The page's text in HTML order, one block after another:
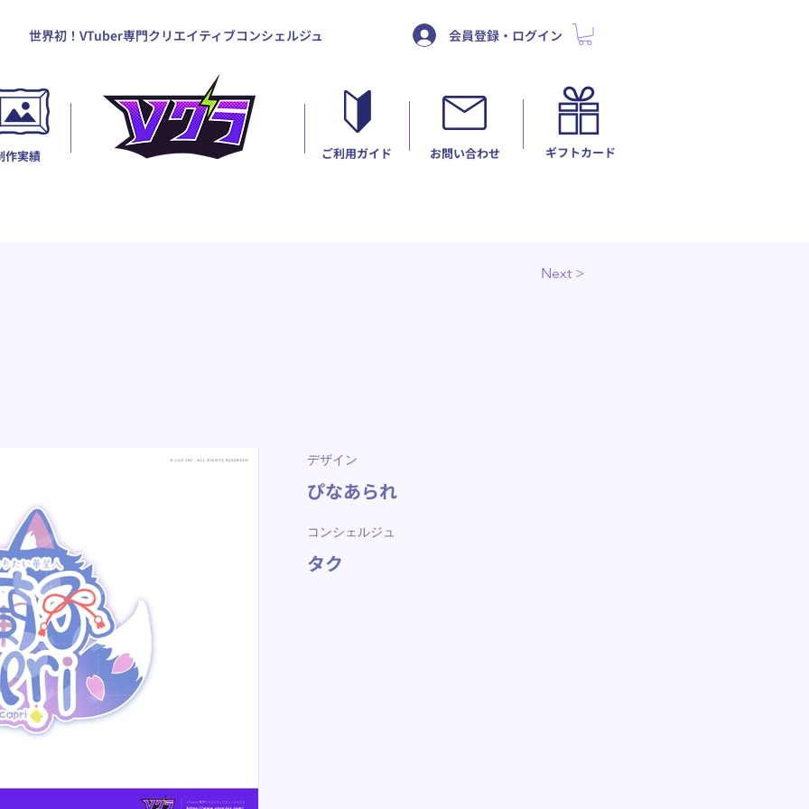
世界初！VTuber専門クリエイティブコンシェルジュ
作実績 ギフトカード
​お問い合わせ
ご利用ガイド
会員登録・ログイン
Next >
デザイン
ぴなあられ
コンシェルジュ
タク